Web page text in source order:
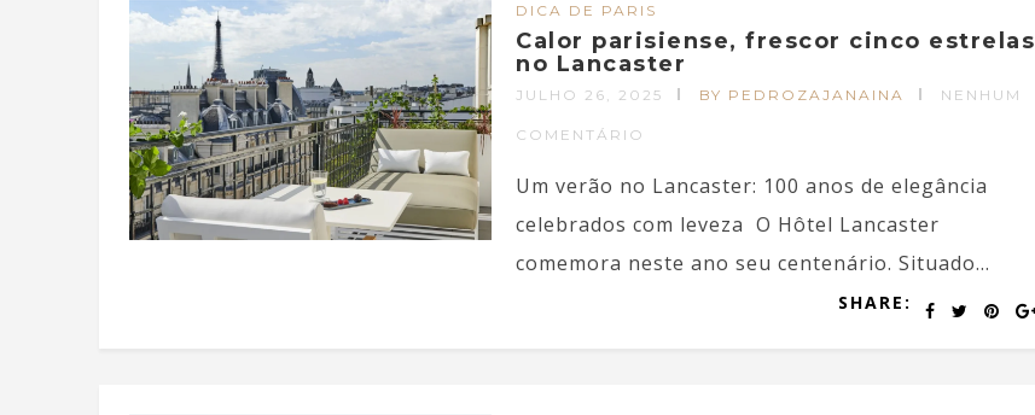
DICA DE PARIS
Calor parisiense, frescor cinco estrelas
no Lancaster
JULHO 26, 2025 BY PEDROZAJANAINA NENHUM
COMENTÁRIO
Um verão no Lancaster: 100 anos de elegância
celebrados com leveza O Hôtel Lancaster
comemora neste ano seu centenário. Situado...
SHARE: